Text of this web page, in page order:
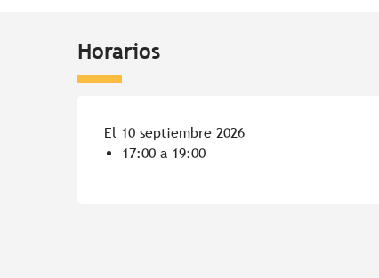
Horarios
El 10 septiembre 2026
17:00 a 19:00